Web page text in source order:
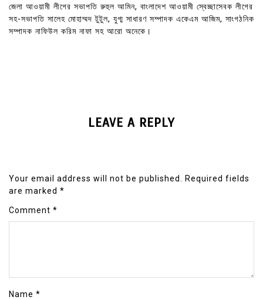
জেলা আওয়ামী লীগের সভাপতি রুহুল আমিন, বাংলাদেশ আওয়ামী স্বেচ্ছাসেবক লীগের
সহ-সভাপতি সালেহ মোহাম্মদ টুটুল, যুগ্ম সাধারণ সম্পাদক একেএম আজিম, সাংগঠনিক
সম্পাদক নাফিউল করিম নাফা সহ আরো অনেকে।
LEAVE A REPLY
Your email address will not be published.
Required fields
are marked *
Comment *
Name *